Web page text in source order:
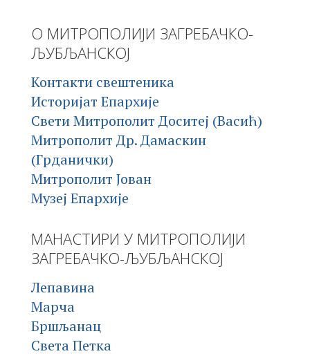
О МИТРОПОЛИЈИ ЗАГРЕБАЧКО-
ЉУБЉАНСКОЈ
Контакти свештеника
Историјат Епархије
Свети Митрополит Доситеј (Васић)
Митрополит Др. Дамаскин
(Грданички)
Митрополит Јован
Музеј Епархије
МАНАСТИРИ У МИТРОПОЛИЈИ
ЗАГРЕБАЧКО-ЉУБЉАНСКОЈ
Лепавина
Марча
Бршљанац
Света Петка